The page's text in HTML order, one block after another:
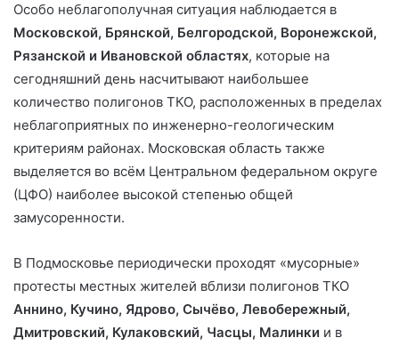
Особо неблагополучная ситуация наблюдается в
Московской, Брянской, Белгородской, Воронежской,
Рязанской и Ивановской областях, которые на
сегодняшний день насчитывают наибольшее
количество полигонов ТКО, расположенных в пределах
неблагоприятных по инженерно-геологическим
критериям районах. Московская область также
выделяется во всём Центральном федеральном округе
(ЦФО) наиболее высокой степенью общей
замусоренности.
В Подмосковье периодически проходят «мусорные»
протесты местных жителей вблизи полигонов ТКО
Аннино, Кучино, Ядрово, Сычёво, Левобережный,
Дмитровский, Кулаковский, Часцы, Малинки и в